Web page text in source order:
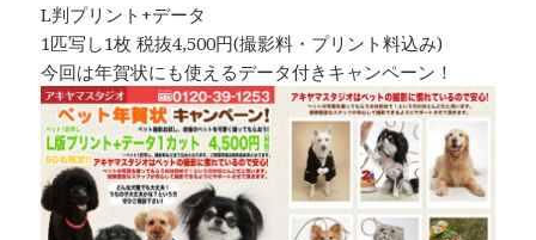
L判プリント+データ
1匹写し1枚 税抜4,500円(撮影料・プリント料込み)
今回は年賀状にも使えるデータ付きキャンペーン！